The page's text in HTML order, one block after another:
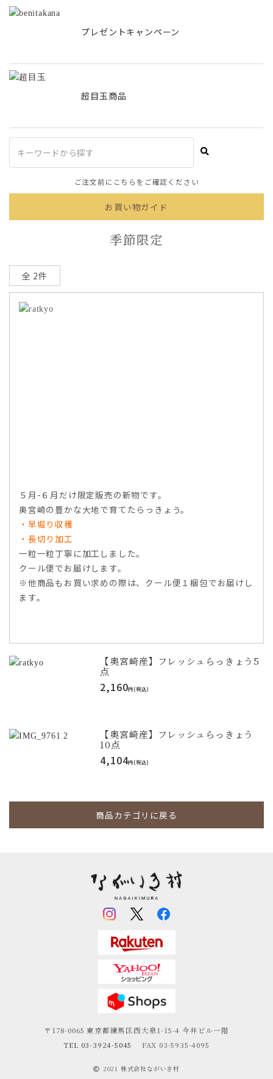
プレゼントキャンペーン
超目玉商品
ご注文前にこちらをご確認ください
お買い物ガイド
季節限定
全 2件
５月-６月だけ限定販売の新物です。
奥宮崎の豊かな大地で育てたらっきょう。
・早堀り収穫
・長切り加工
一粒一粒丁寧に加工しました。
クール便でお届けします。
※他商品もお買い求めの際は、クール便１梱包でお届けし
ます。
【奥宮崎産】フレッシュらっきょう5
点
2,160円(税込)
【奥宮崎産】フレッシュらっきょう
10点
4,104円(税込)
商品カテゴリに戻る
〒178-0065東京都練馬区西大泉1-15-4 今井ビル一階
TEL 03-3924-5045
FAX 03-5935-4095
2021 株式会社ながいき村